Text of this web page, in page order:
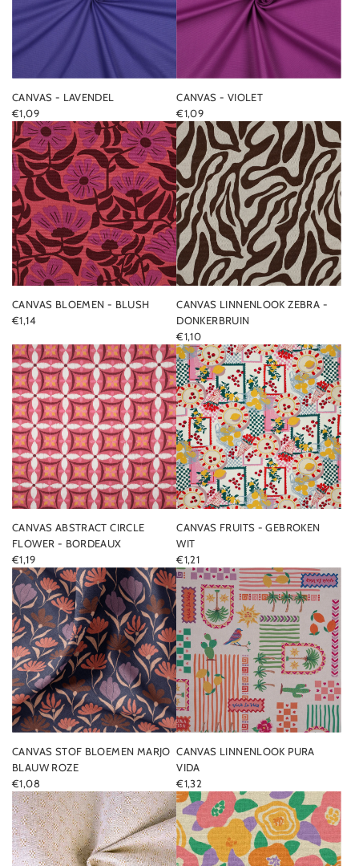
CANVAS - LAVENDEL
€1,09
CANVAS - VIOLET
€1,09
CANVAS BLOEMEN - BLUSH
€1,14
CANVAS LINNENLOOK ZEBRA -
DONKERBRUIN
€1,10
CANVAS ABSTRACT CIRCLE
FLOWER - BORDEAUX
€1,19
CANVAS FRUITS - GEBROKEN
WIT
€1,21
CANVAS STOF BLOEMEN MARJO
BLAUW ROZE
€1,08
CANVAS LINNENLOOK PURA
VIDA
€1,32